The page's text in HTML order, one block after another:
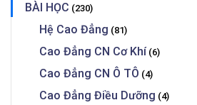
BÀI HỌC (230)
Hệ Cao Đẳng (81)
Cao Đẳng CN Cơ Khí (6)
Cao Đẳng CN Ô TÔ (4)
Cao Đẳng Điều Dưỡng (4)